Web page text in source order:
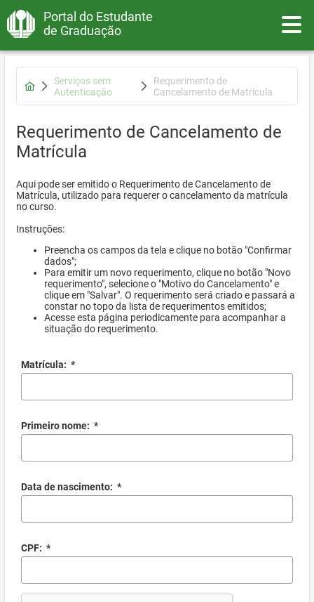
Portal do Estudante
de Graduação
Serviços sem
Autenticação
Requerimento de
Cancelamento de Matrícula
Requerimento de Cancelamento de
Matrícula
Aqui pode ser emitido o Requerimento de Cancelamento de
Matrícula, utilizado para requerer o cancelamento da matrícula
no curso.
Instruções:
Preencha os campos da tela e clique no botão "Confirmar
dados";
Para emitir um novo requerimento, clique no botão "Novo
requerimento", selecione o "Motivo do Cancelamento" e
clique em "Salvar". O requerimento será criado e passará a
constar no topo da lista de requerimentos emitidos;
Acesse esta página periodicamente para acompanhar a
situação do requerimento.
Matrícula: *
Primeiro nome: *
Data de nascimento: *
CPF: *